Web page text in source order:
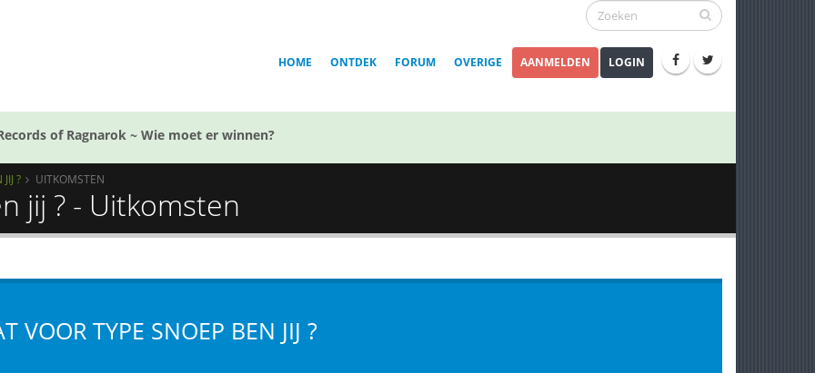
HOME ONTDEK FORUM OVERIGE AANMELDEN LOGIN
of Ragnarok ~ Wie moet er winnen?
? UITKOMSTEN
jij ? - Uitkomsten
VOOR TYPE SNOEP BEN JIJ ?